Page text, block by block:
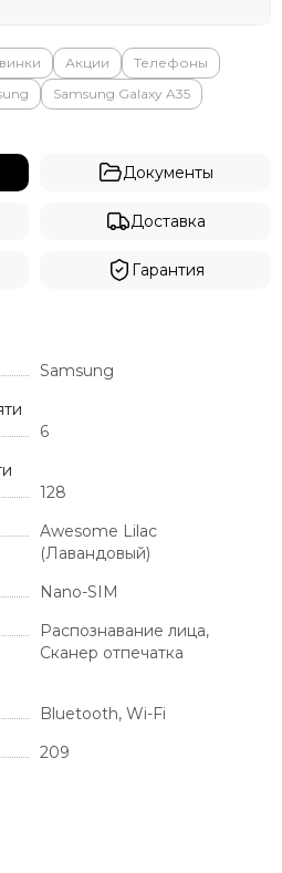
Акции
Телефоны
Samsung Galaxy A35
Документы
Доставка
Гарантия
Samsung
6
128
Awesome Lilac
(Лавандовый)
Nano-SIM
Распознавание лица,
Сканер отпечатка
Bluetooth, Wi-Fi
209